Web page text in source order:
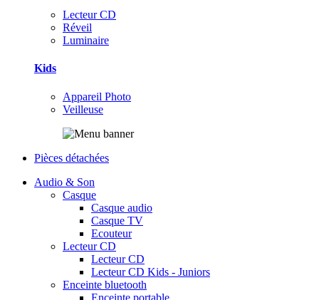
Lecteur CD
Réveil
Luminaire
Kids
Appareil Photo
Veilleuse
Pièces détachées
Audio & Son
Casque
Casque audio
Casque TV
Ecouteur
Lecteur CD
Lecteur CD
Lecteur CD Kids - Juniors
Enceinte bluetooth
Enceinte portable